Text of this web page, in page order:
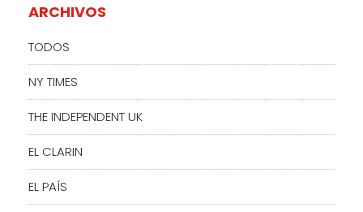
ARCHIVOS
TODOS
NY TIMES
THE INDEPENDENT UK
EL CLARIN
EL PAÍS